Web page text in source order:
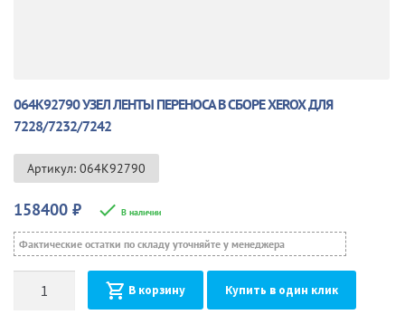
064K92790 УЗЕЛ ЛЕНТЫ ПЕРЕНОСА В СБОРЕ XEROX ДЛЯ
7228/7232/7242
Артикул: 064K92790
158400 ₽ В наличии
Фактические остатки по складу уточняйте у менеджера
В корзину Купить в один клик